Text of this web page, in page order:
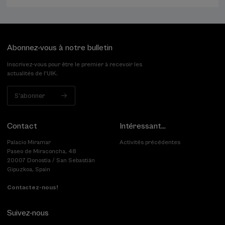
Abonnez-vous à notre bulletin
Inscrivez-vous pour être le premier à recevoir les
actualités de l'UIK.
S'abonner
Contact
Palacio Miramar
Paseo de Miraconcha, 48
20007 Donostia / San Sebastián
Gipuzkoa, Spain
Contactez-nous!
Intéressant...
Activités précédentes
Suivez-nous